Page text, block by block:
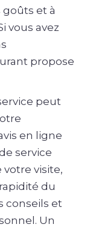
et à
vous avez
propose
peut
en ligne
service
votre visite,
du
conseils et
Un